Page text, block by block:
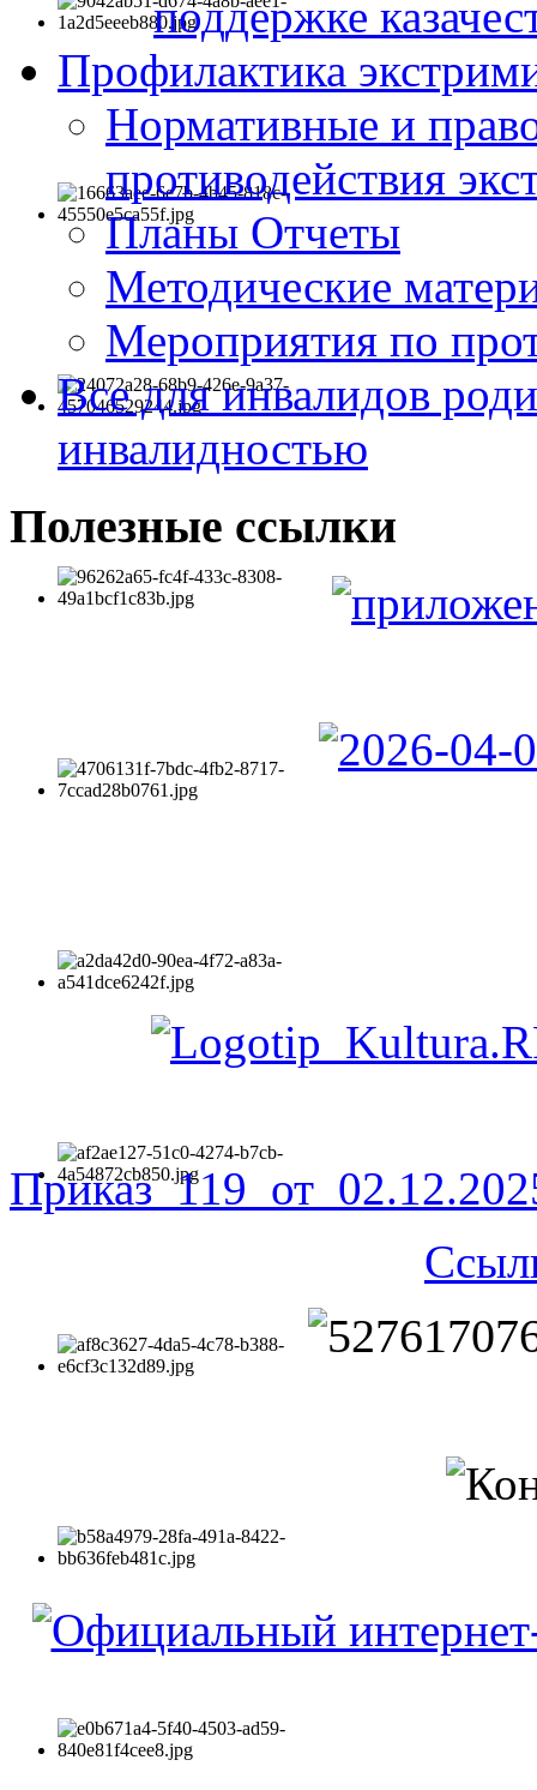
поддержке
Профилактика
Нормативные и
противодействия
Планы Отчеты
Методические
Мероприятия по
Все для инвалидов
инвалидностью
Полезные ссылки